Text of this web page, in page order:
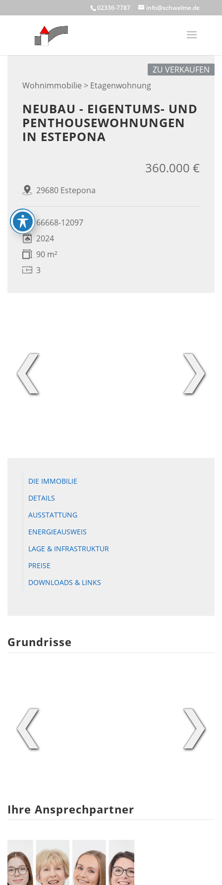
to
02336-7787 info@schwelme.de
Wohnimmobilie > Etagenwohnung
ZU VERKAUFEN
NEUBAU - EIGENTUMS- UND
PENTHOUSEWOHNUNGEN
IN ESTEPONA
29680 Estepona
360.000 €
66668-12097
2024
90 m²
3
❮ ❯
DIE IMMOBILIE
DETAILS
AUSSTATTUNG
ENERGIEAUSWEIS
LAGE & INFRASTRUKTUR
PREISE
DOWNLOADS & LINKS
Grundrisse
❮ ❯
Ihre Ansprechpartner